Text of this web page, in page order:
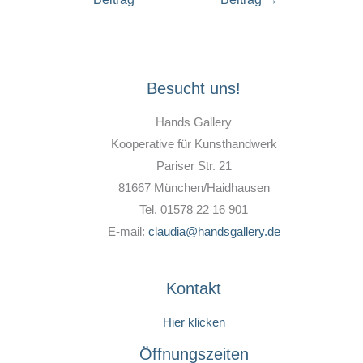
Besucht uns!
Hands Gallery
Kooperative für Kunsthandwerk
Pariser Str. 21
81667 München/Haidhausen
Tel. 01578 22 16 901
E-mail: claudia@handsgallery.de
Kontakt
Hier klicken
Öffnungszeiten